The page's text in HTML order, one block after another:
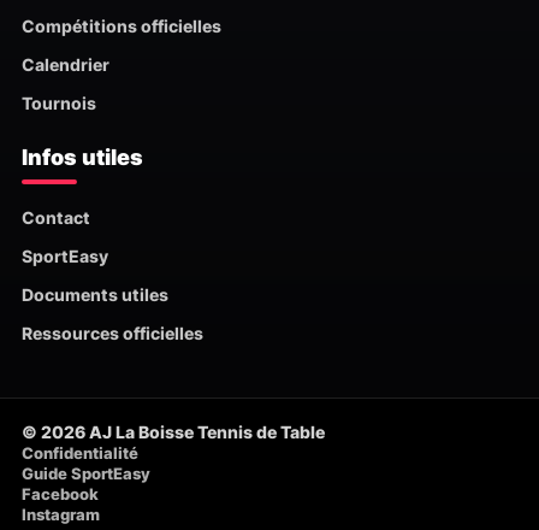
Compétitions officielles
Calendrier
Tournois
Infos utiles
Contact
SportEasy
Documents utiles
Ressources officielles
© 2026 AJ La Boisse Tennis de Table
Confidentialité
Guide SportEasy
Facebook
Instagram